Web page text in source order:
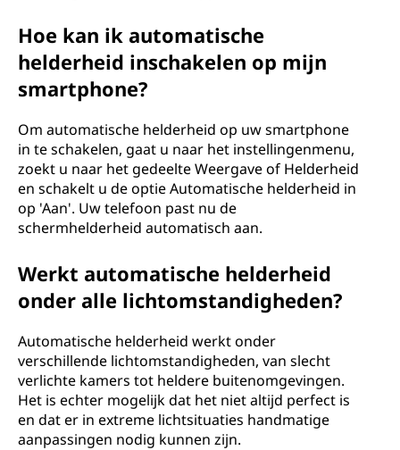
Hoe kan ik automatische
helderheid inschakelen op mijn
smartphone?
Om automatische helderheid op uw smartphone
in te schakelen, gaat u naar het instellingenmenu,
zoekt u naar het gedeelte Weergave of Helderheid
en schakelt u de optie Automatische helderheid in
op 'Aan'. Uw telefoon past nu de
schermhelderheid automatisch aan.
Werkt automatische helderheid
onder alle lichtomstandigheden?
Automatische helderheid werkt onder
verschillende lichtomstandigheden, van slecht
verlichte kamers tot heldere buitenomgevingen.
Het is echter mogelijk dat het niet altijd perfect is
en dat er in extreme lichtsituaties handmatige
aanpassingen nodig kunnen zijn.